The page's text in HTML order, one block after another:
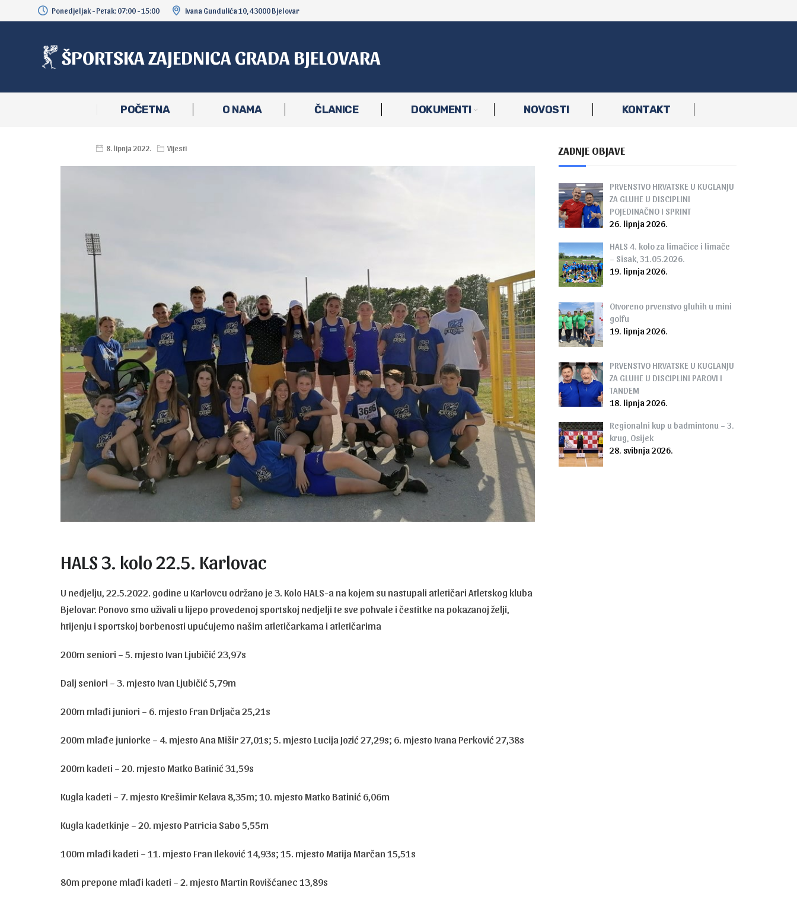
Ponedjeljak - Petak: 07:00 - 15:00 Ivana Gundulića 10, 43000 Bjelovar
ŠPORTSKA ZAJEDNICA GRADA BJELOVARA
POČETNA O NAMA ČLANICE DOKUMENTI NOVOSTI KONTAKT
8. lipnja 2022. Vijesti
HALS 3. kolo 22.5. Karlovac
U nedjelju, 22.5.2022. godine u Karlovcu održano je 3. Kolo HALS-a na kojem su nastupali atletičari Atletskog kluba
Bjelovar. Ponovo smo uživali u lijepo provedenoj sportskoj nedjelji te sve pohvale i čestitke na pokazanoj želji,
htijenju i sportskoj borbenosti upućujemo našim atletičarkama i atletičarima
200m seniori – 5. mjesto Ivan Ljubičić 23,97s
Dalj seniori – 3. mjesto Ivan Ljubičić 5,79m
200m mlađi juniori – 6. mjesto Fran Drljača 25,21s
200m mlađe juniorke – 4. mjesto Ana Mišir 27,01s; 5. mjesto Lucija Jozić 27,29s; 6. mjesto Ivana Perković 27,38s
200m kadeti – 20. mjesto Matko Batinić 31,59s
Kugla kadeti – 7. mjesto Krešimir Kelava 8,35m; 10. mjesto Matko Batinić 6,06m
Kugla kadetkinje – 20. mjesto Patricia Sabo 5,55m
100m mlađi kadeti – 11. mjesto Fran Ileković 14,93s; 15. mjesto Matija Marčan 15,51s
80m prepone mlađi kadeti – 2. mjesto Martin Rovišćanec 13,89s
ZADNJE OBJAVE
PRVENSTVO HRVATSKE U KUGLANJU
ZA GLUHE U DISCIPLINI
POJEDINAČNO I SPRINT
26. lipnja 2026.
HALS 4. kolo za limačice i limače
– Sisak, 31.05.2026.
19. lipnja 2026.
Otvoreno prvenstvo gluhih u mini
golfu
19. lipnja 2026.
PRVENSTVO HRVATSKE U KUGLANJU
ZA GLUHE U DISCIPLINI PAROVI I
TANDEM
18. lipnja 2026.
Regionalni kup u badmintonu – 3.
krug, Osijek
28. svibnja 2026.